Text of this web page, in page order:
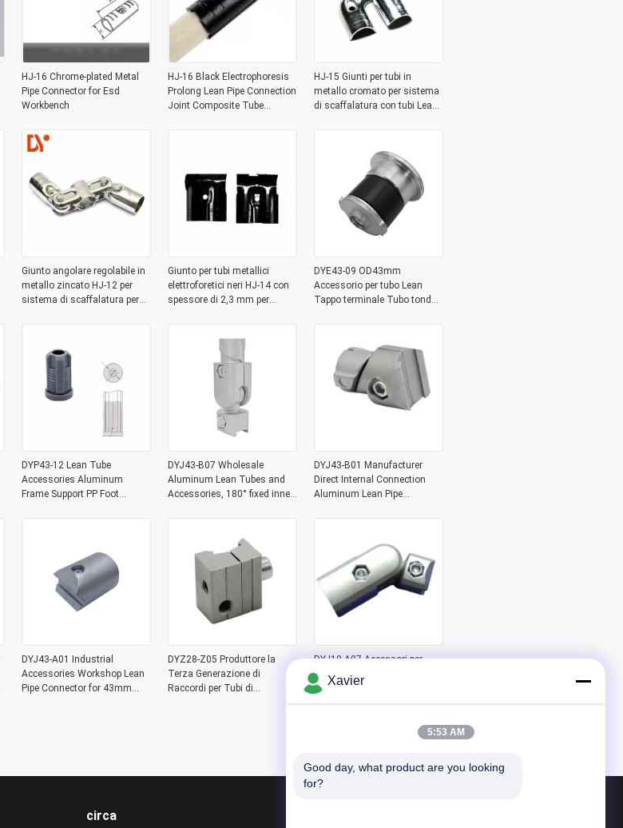
HJ-16 Chrome-plated Metal
Pipe Connector for Esd
Workbench
HJ-16 Black Electrophoresis
Prolong Lean Pipe Connection
Joint Composite Tube
HJ-15 Giunti per tubi in
metallo cromato per sistema
di scaffalatura con tubi Lean,
Giunto angolare regolabile in
metallo zincato HJ-12 per
sistema di scaffalatura per
Giunto per tubi metallici
elettroforetici neri HJ-14 con
spessore di 2,3 mm per
DYE43-09 OD43mm
Accessorio per tubo Lean
Tappo terminale Tubo tondo
DYP43-12 Lean Tube
Accessories Aluminum
Frame Support PP Foot
DYJ43-B07 Wholesale
Aluminum Lean Tubes and
Accessories, 180° fixed inner
DYJ43-B01 Manufacturer
Direct Internal Connection
Aluminum Lean Pipe
DYJ43-A01 Industrial
Accessories Workshop Lean
Pipe Connector for 43mm
DYZ28-Z05 Produttore la
Terza Generazione di
Raccordi per Tubi di
DYJ19-A07 Accessori per
linea di assemblaggio tubi
lean in alluminio di terza
generazione Magazzino
alluminio Giunto a 180 gradi
circa
Xavier
5:53 AM
Good day, what product are you looking
for?